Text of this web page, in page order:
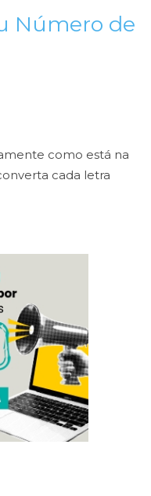
Número de
como está na
cada letra